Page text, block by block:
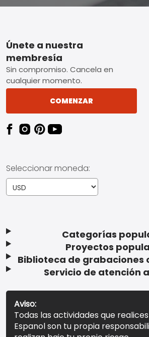
Footer
Categorías
Proyectos
Biblioteca de grabaciones
Servicio de atención
Únete a nuestra
membresía
Sin compromiso. Cancela en
cualquier momento.
COMENZAR
Seleccionar moneda:
Aviso:
Todas las actividades que
Espanol son tu propia